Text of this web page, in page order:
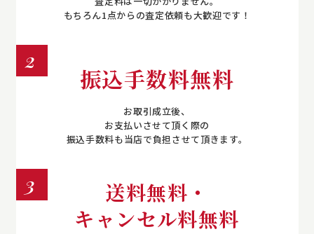
もちろん1点からの査定依頼も大歓迎です！
2
振込手数料無料
お取引成立後、
お支払いさせて頂く際の
振込手数料も当店で負担させて頂きます。
3
送料無料・
キャンセル料無料